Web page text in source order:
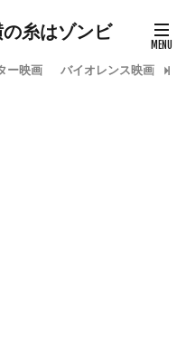
糸はゾンビ
ー映画 バイオレンス映画